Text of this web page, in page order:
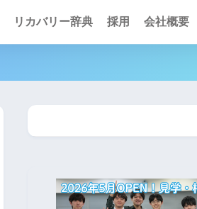
リカバリー辞典 採用 会社概要